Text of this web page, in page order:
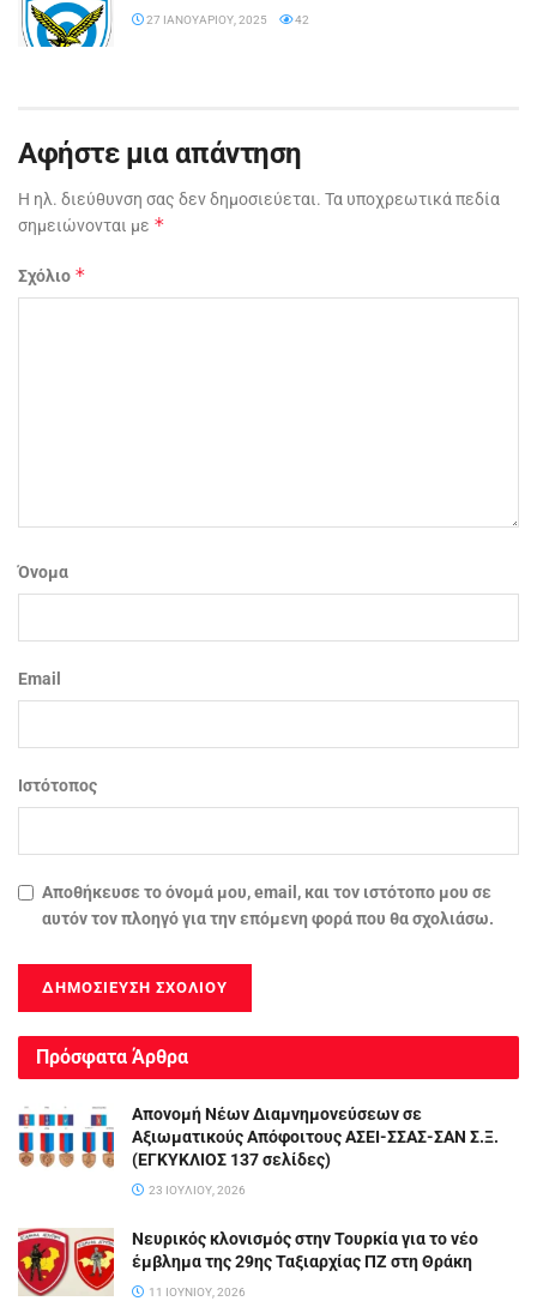
27 ΙΑΝΟΥΑΡΊΟΥ, 2025 42
Αφήστε μια απάντηση
Η ηλ. διεύθυνση σας δεν δημοσιεύεται. Τα υποχρεωτικά πεδία
σημειώνονται με *
Σχόλιο *
Όνομα
Email
Ιστότοπος
Αποθήκευσε το όνομά μου, email, και τον ιστότοπο μου σε
αυτόν τον πλοηγό για την επόμενη φορά που θα σχολιάσω.
Πρόσφατα Άρθρα
Απονομή Νέων Διαμνημονεύσεων σε
Αξιωματικούς Απόφοιτους ΑΣΕΙ-ΣΣΑΣ-ΣΑΝ Σ.Ξ.
(ΕΓΚΥΚΛΙΟΣ 137 σελίδες)
23 ΙΟΥΛΊΟΥ, 2026
Νευρικός κλονισμός στην Τουρκία για το νέο
έμβλημα της 29ης Ταξιαρχίας ΠΖ στη Θράκη
11 ΙΟΥΝΊΟΥ, 2026